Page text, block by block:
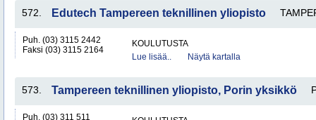
572. Edutech Tampereen teknillinen yliopisto
Puh. (03) 3115 2442
Faksi (03) 3115 2164
KOULUTUSTA
Lue lisää..
Näytä kartalla
573. Tampereen teknillinen yliopisto, Porin yksikkö
Puh. (03) 311 511